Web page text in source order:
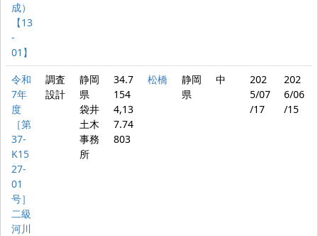
成）
【13
‐
01】
令和
7年
度
［第
37‐
K15
27‐
01
号］
二級
河川
調査
設計
静岡
県
袋井
土木
事務
所
34.7
154
4,13
7.74
803
松橋
静岡
県
中
202
5/07
/17
202
6/06
/15